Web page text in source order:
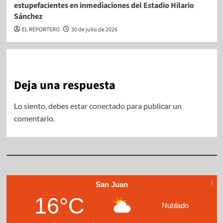
estupefacientes en inmediaciones del Estadio Hilario
Sánchez
EL REPORTERO 30 de julio de 2026
Deja una respuesta
Lo siento, debes estarconectadopara publicar un
comentario.
San Juan
16°C Nublado